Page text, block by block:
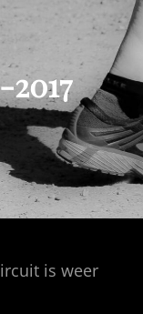
is weer